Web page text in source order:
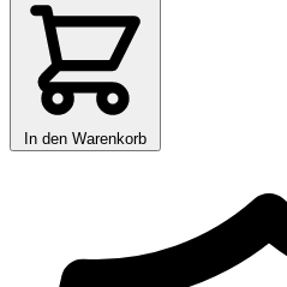
In den Warenkorb